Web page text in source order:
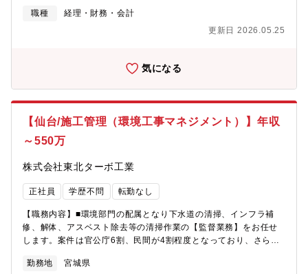
業での経理・会計の経験を活かして、高収入を目指したい方にお
自由な働き方をしたい方にもフィットします。・会計・経理のス
職種
経理・財務・会計
更新日 2026.05.25
気になる
【仙台/施工管理（環境工事マネジメント）】年収
～550万
株式会社東北ターボ工業
正社員 学歴不問 転勤なし
【職務内容】■環境部門の配属となり下水道の清掃、インフラ補
修、解体、アスベスト除去等の清掃作業の【監督業務】をお任せ
します。案件は官公庁6割、民間が4割程度となっており、さらな
の機械を導入し、安全にも配慮して実施しています ・健康診断
勤務地 宮城県